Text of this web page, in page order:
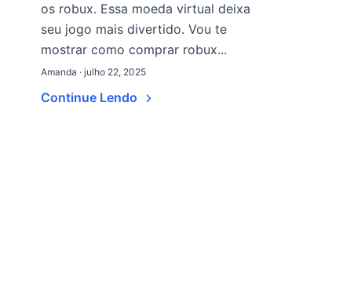
os robux. Essa moeda virtual deixa
seu jogo mais divertido. Vou te
mostrar como comprar robux...
Amanda · julho 22, 2025
Continue Lendo